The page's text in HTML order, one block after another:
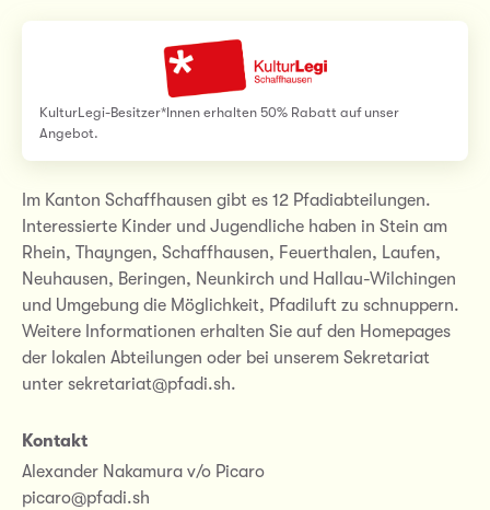
KulturLegi-Besitzer*Innen erhalten 50% Rabatt auf unser
Angebot.
Im Kanton Schaffhausen gibt es 12 Pfadiabteilungen.
Interessierte Kinder und Jugendliche haben in Stein am
Rhein, Thayngen, Schaffhausen, Feuerthalen, Laufen,
Neuhausen, Beringen, Neunkirch und Hallau-Wilchingen
und Umgebung die Möglichkeit, Pfadiluft zu schnuppern.
Weitere Informationen erhalten Sie auf den Homepages
der lokalen Abteilungen oder bei unserem Sekretariat
unter sekretariat@pfadi.sh.
Kontakt
Alexander Nakamura v/o Picaro
picaro@pfadi.sh